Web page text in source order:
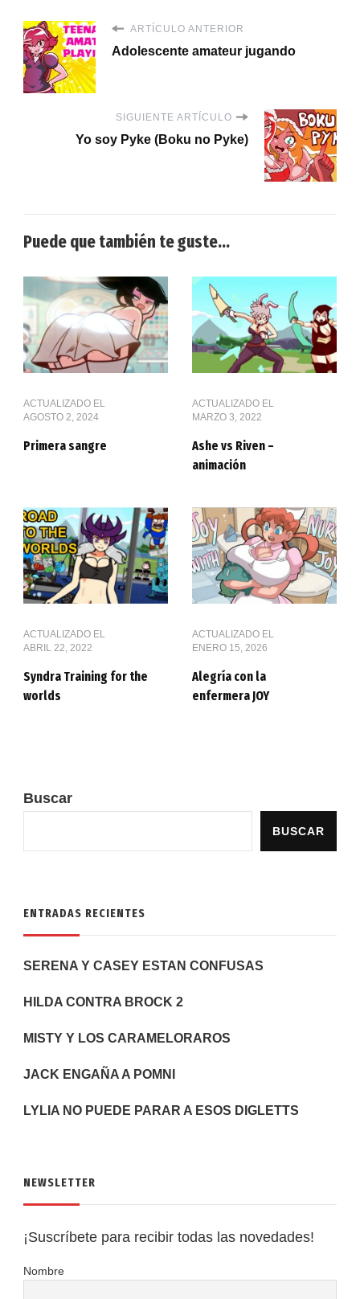
ARTÍCULO ANTERIOR
Adolescente amateur jugando
SIGUIENTE ARTÍCULO
Yo soy Pyke (Boku no Pyke)
Puede que también te guste...
ACTUALIZADO EL
AGOSTO 2, 2024
Primera sangre
ACTUALIZADO EL
MARZO 3, 2022
Ashe vs Riven –
animación
ACTUALIZADO EL
ABRIL 22, 2022
Syndra Training for the
worlds
ACTUALIZADO EL
ENERO 15, 2026
Alegría con la
enfermera JOY
Buscar
BUSCAR
ENTRADAS RECIENTES
SERENA Y CASEY ESTAN CONFUSAS
HILDA CONTRA BROCK 2
MISTY Y LOS CARAMELORAROS
JACK ENGAÑA A POMNI
LYLIA NO PUEDE PARAR A ESOS DIGLETTS
NEWSLETTER
¡Suscríbete para recibir todas las novedades!
Nombre